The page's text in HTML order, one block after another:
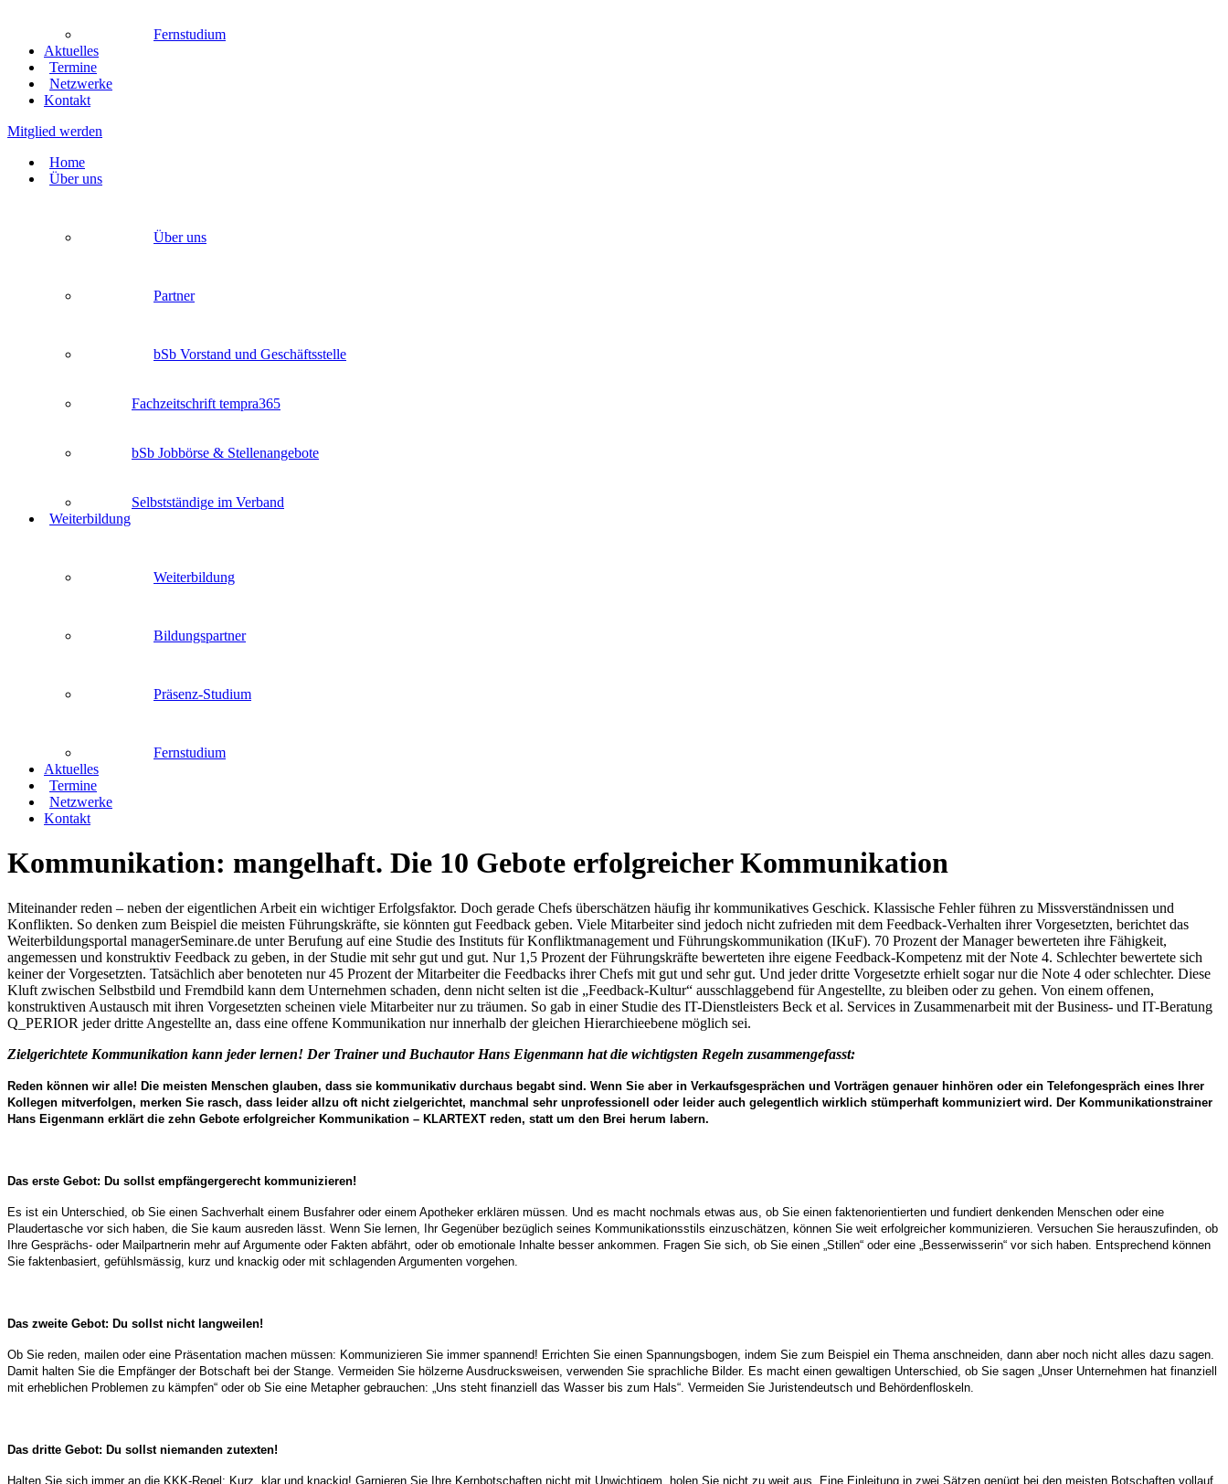
Fernstudium
Aktuelles
Termine
Netzwerke
Kontakt
Mitglied werden
Home
Über uns
Über uns
Partner
bSb Vorstand und Geschäftsstelle
Fachzeitschrift tempra365
bSb Jobbörse & Stellenangebote
Selbstständige im Verband
Weiterbildung
Weiterbildung
Bildungspartner
Präsenz-Studium
Fernstudium
Aktuelles
Termine
Netzwerke
Kontakt
Kommunikation: mangelhaft. Die 10 Gebote erfolgreicher Kommunikation
Miteinander reden – neben der eigentlichen Arbeit ein wichtiger Erfolgsfaktor. Doch gerade Chefs überschätzen häufig ihr kommunikatives Geschick. Klassische Fehler führen zu Missverständnissen und
Konflikten. So denken zum Beispiel die meisten Führungskräfte, sie könnten gut Feedback geben. Viele Mitarbeiter sind jedoch nicht zufrieden mit dem Feedback-Verhalten ihrer Vorgesetzten, berichtet das
Weiterbildungsportal managerSeminare.de unter Berufung auf eine Studie des Instituts für Konfliktmanagement und Führungskommunikation (IKuF). 70 Prozent der Manager bewerteten ihre Fähigkeit,
angemessen und konstruktiv Feedback zu geben, in der Studie mit sehr gut und gut. Nur 1,5 Prozent der Führungskräfte bewerteten ihre eigene Feedback-Kompetenz mit der Note 4. Schlechter bewertete sich
keiner der Vorgesetzten. Tatsächlich aber benoteten nur 45 Prozent der Mitarbeiter die Feedbacks ihrer Chefs mit gut und sehr gut. Und jeder dritte Vorgesetzte erhielt sogar nur die Note 4 oder schlechter. Diese
Kluft zwischen Selbstbild und Fremdbild kann dem Unternehmen schaden, denn nicht selten ist die „Feedback-Kultur“ ausschlaggebend für Angestellte, zu bleiben oder zu gehen. Von einem offenen,
konstruktiven Austausch mit ihren Vorgesetzten scheinen viele Mitarbeiter nur zu träumen. So gab in einer Studie des IT-Dienstleisters Beck et al. Services in Zusammenarbeit mit der Business- und IT-Beratung
Q_PERIOR jeder dritte Angestellte an, dass eine offene Kommunikation nur innerhalb der gleichen Hierarchieebene möglich sei.
Zielgerichtete Kommunikation kann jeder lernen! Der Trainer und Buchautor Hans Eigenmann hat die wichtigsten Regeln zusammengefasst:
Reden können wir alle! Die meisten Menschen glauben, dass sie kommunikativ durchaus begabt sind. Wenn Sie aber in Verkaufsgesprächen und Vorträgen genauer hinhören oder ein Telefongespräch eines Ihrer
Kollegen mitverfolgen, merken Sie rasch, dass leider allzu oft nicht zielgerichtet, manchmal sehr unprofessionell oder leider auch gelegentlich wirklich stümperhaft kommuniziert wird. Der Kommunikationstrainer
Hans Eigenmann erklärt die zehn Gebote erfolgreicher Kommunikation – KLARTEXT reden, statt um den Brei herum labern.
Das erste Gebot: Du sollst empfängergerecht kommunizieren!
Es ist ein Unterschied, ob Sie einen Sachverhalt einem Busfahrer oder einem Apotheker erklären müssen. Und es macht nochmals etwas aus, ob Sie einen faktenorientierten und fundiert denkenden Menschen oder eine
Plaudertasche vor sich haben, die Sie kaum ausreden lässt. Wenn Sie lernen, Ihr Gegenüber bezüglich seines Kommunikationsstils einzuschätzen, können Sie weit erfolgreicher kommunizieren. Versuchen Sie herauszufinden, ob
Ihre Gesprächs- oder Mailpartnerin mehr auf Argumente oder Fakten abfährt, oder ob emotionale Inhalte besser ankommen. Fragen Sie sich, ob Sie einen „Stillen“ oder eine „Besserwisserin“ vor sich haben. Entsprechend können
Sie faktenbasiert, gefühlsmässig, kurz und knackig oder mit schlagenden Argumenten vorgehen.
Das zweite Gebot: Du sollst nicht langweilen!
Ob Sie reden, mailen oder eine Präsentation machen müssen: Kommunizieren Sie immer spannend! Errichten Sie einen Spannungsbogen, indem Sie zum Beispiel ein Thema anschneiden, dann aber noch nicht alles dazu sagen.
Damit halten Sie die Empfänger der Botschaft bei der Stange. Vermeiden Sie hölzerne Ausdrucksweisen, verwenden Sie sprachliche Bilder. Es macht einen gewaltigen Unterschied, ob Sie sagen „Unser Unternehmen hat finanziell
mit erheblichen Problemen zu kämpfen“ oder ob Sie eine Metapher gebrauchen: „Uns steht finanziell das Wasser bis zum Hals“. Vermeiden Sie Juristendeutsch und Behördenfloskeln.
Das dritte Gebot: Du sollst niemanden zutexten!
Halten Sie sich immer an die KKK-Regel: Kurz, klar und knackig! Garnieren Sie Ihre Kernbotschaften nicht mit Unwichtigem, holen Sie nicht zu weit aus. Eine Einleitung in zwei Sätzen genügt bei den meisten Botschaften vollauf.